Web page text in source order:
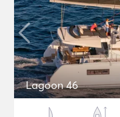
Lagoon 46